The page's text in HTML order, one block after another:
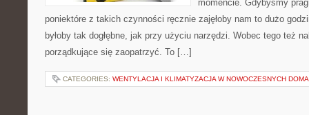
momencie. Gdybyśmy
poniektóre z takich czynności ręcznie zajęłoby nam to dużo
byłoby tak dogłębne, jak przy użyciu narzędzi. Wobec tego też
porządkujące się zaopatrzyć. To […]
CATEGORIES: WENTYLACJA I KLIMATYZACJA W NOWOCZESNYCH